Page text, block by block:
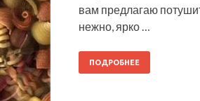
вам предлагаю
нежно, ярко …
ПОДРОБНЕЕ